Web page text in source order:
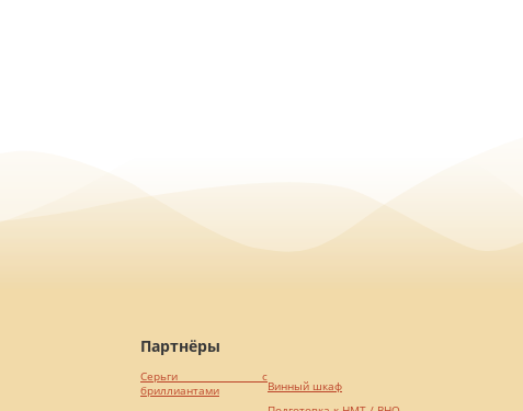
Партнёры
Серьги с
бриллиантами
Винный шкаф